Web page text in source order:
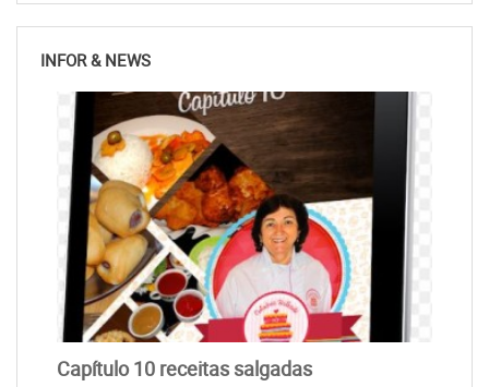
INFOR & NEWS
Capítulo 10 receitas salgadas